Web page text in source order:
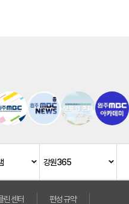
강원365
린센터 편성규약